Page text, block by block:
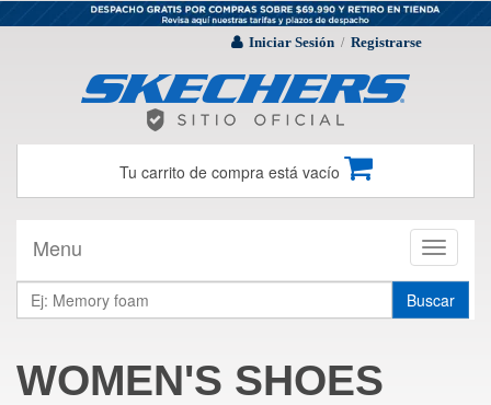
Iniciar Sesión / Registrarse
Tu carrito de compra está vacío
Toggle
Menu
Buscar
WOMEN'S SHOES